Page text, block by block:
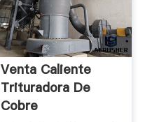
Venta Caliente
Trituradora De
Cobre